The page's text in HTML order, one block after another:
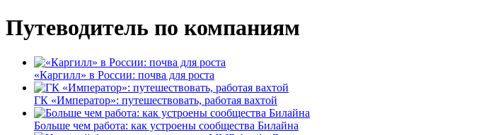
Путеводитель по компаниям
«Каргилл» в России: почва для роста
ГК «Император»: путешествовать, работая вахтой
Больше чем работа: как устроены сообщества Билайна